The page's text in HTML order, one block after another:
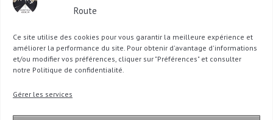
Route
Ce site utilise des cookies pour vous garantir la meilleure expérience et
améliorer la performance du site. Pour obtenir d'avantage d'informations
et/ou modifier vos préférences, cliquer sur "Préférences" et consulter
notre Politique de confidentialité.
Gérer les services
OU SUR TWITTER
Follow @Sophie_ABDLRTweet to @Sophie_ABDLR